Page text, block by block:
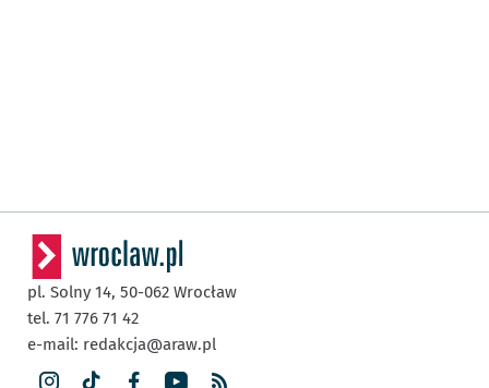
pl. Solny 14, 50-062 Wrocław
tel. 71 776 71 42
e-mail: redakcja@araw.pl